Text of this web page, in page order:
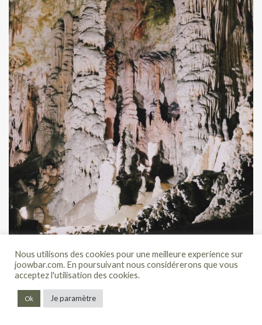
LES GROTTES DE POSTOJNA
Nous utilisons des cookies pour une meilleure experience sur
joowbar.com. En poursuivant nous considérerons que vous
acceptez l'utilisation des cookies.
Ok Je paramètre